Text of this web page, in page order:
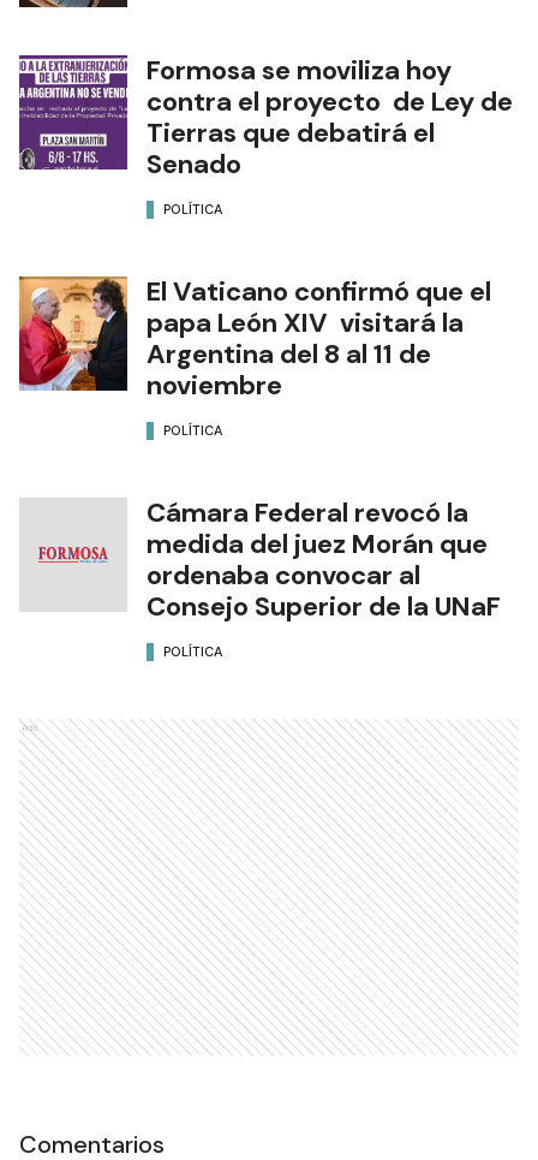
Formosa se moviliza hoy
contra el proyecto de Ley de
Tierras que debatirá el
Senado
POLÍTICA
El Vaticano confirmó que el
papa León XIV visitará la
Argentina del 8 al 11 de
noviembre
POLÍTICA
Cámara Federal revocó la
medida del juez Morán que
ordenaba convocar al
Consejo Superior de la UNaF
POLÍTICA
Ads
Comentarios